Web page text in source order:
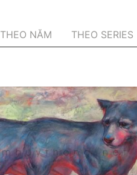
THEO NĂM THEO SERIES